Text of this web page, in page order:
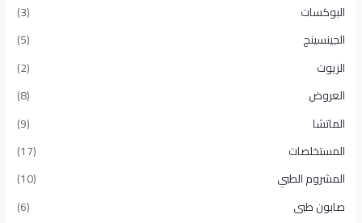
البوكسات
(3)
الجينسينج
(5)
الزيوت
(2)
العروض
(8)
الماتشا
(9)
المستخلصات
(17)
المشروم الطبي
(10)
صابون طبى
(6)